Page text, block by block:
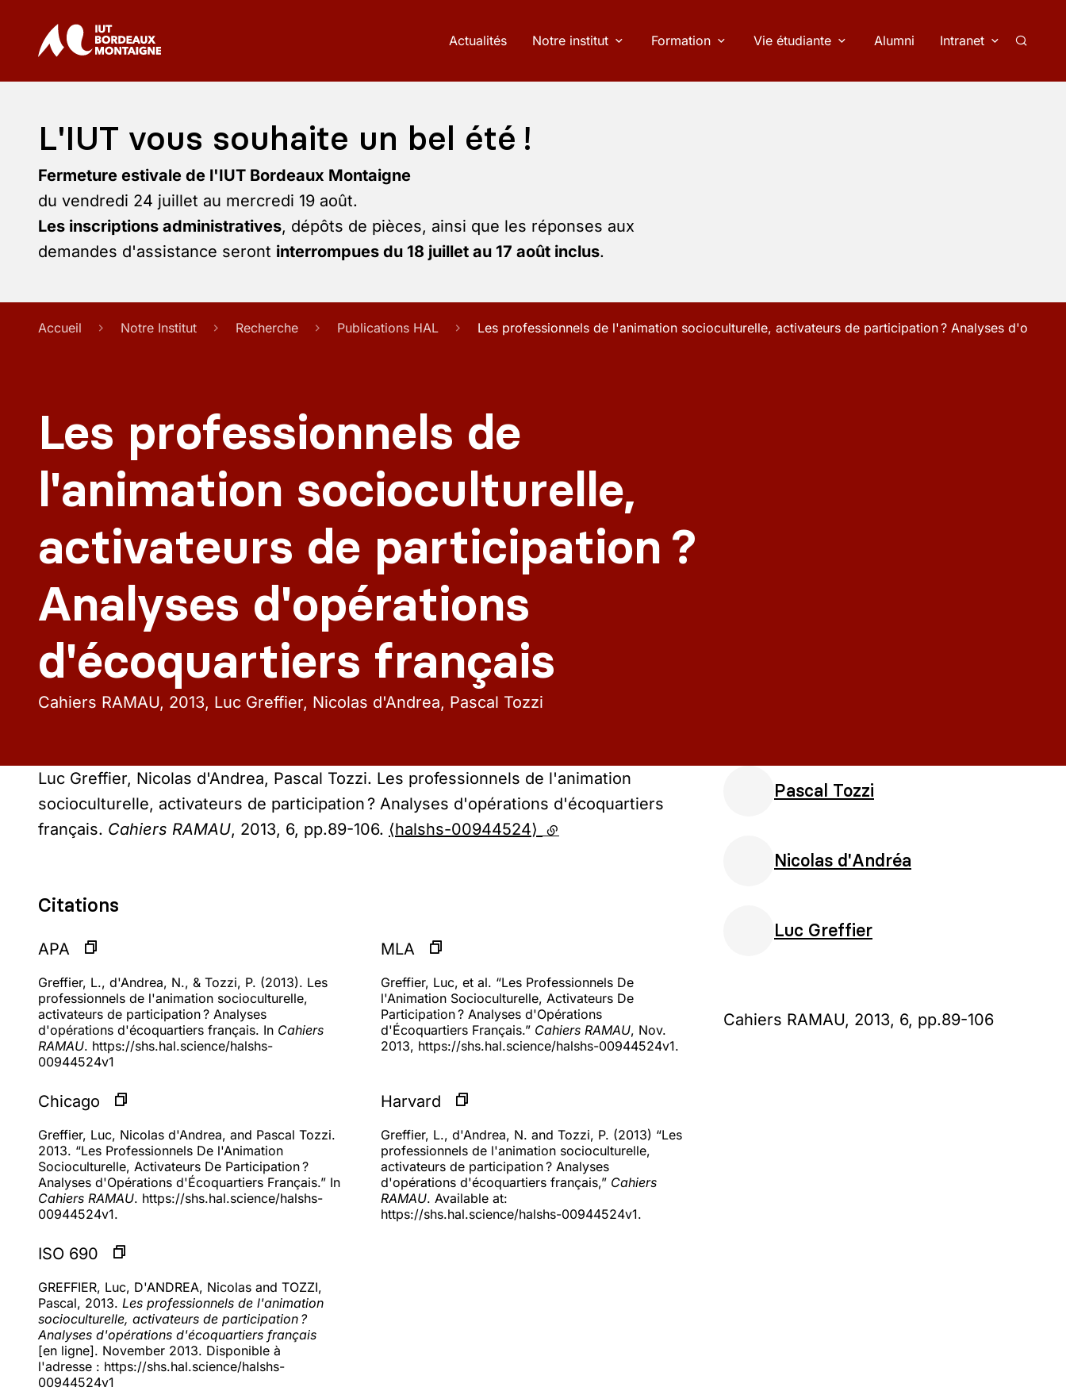
Actualités Notre institut Formation Vie étudiante Alumni Intranet
L'IUT vous souhaite un bel été !
Fermeture estivale de l'IUT Bordeaux Montaigne
du vendredi 24 juillet au mercredi 19 août.
Les inscriptions administratives, dépôts de pièces, ainsi que les réponses aux
demandes d'assistance seront interrompues du 18 juillet au 17 août inclus.
Accueil Notre Institut Recherche Publications HAL Les professionnels de l'animation socioculturelle, activateurs de participation ? Analyses
Les professionnels de
l'animation socioculturelle,
activateurs de participation ?
Analyses d'opérations
d'écoquartiers français
Cahiers RAMAU 2013 Luc Greffier, Nicolas d'Andrea, Pascal Tozzi
Pascal Tozzi
Nicolas d'Andréa
Luc Greffier
Cahiers RAMAU, 2013, 6, pp.89-106
Luc Greffier, Nicolas d'Andrea, Pascal Tozzi. Les professionnels de l'animation
socioculturelle, activateurs de participation ? Analyses d'opérations d'écoquartiers
français. Cahiers RAMAU, 2013, 6, pp.89-106. ⟨halshs-00944524⟩ (lien externe)
Citations
APA
Greffier, L., d'Andrea, N., & Tozzi, P. (2013). Les
professionnels de l'animation socioculturelle,
activateurs de participation ? Analyses
d'opérations d'écoquartiers français. In Cahiers
RAMAU. https://shs.hal.science/halshs-
00944524v1
MLA
Greffier, Luc, et al. “Les Professionnels De
l'Animation Socioculturelle, Activateurs De
Participation ? Analyses d'Opérations
d'Écoquartiers Français.” Cahiers RAMAU, Nov.
2013, https://shs.hal.science/halshs-00944524v1.
Chicago
Greffier, Luc, Nicolas d'Andrea, and Pascal Tozzi.
2013. “Les Professionnels De l'Animation
Socioculturelle, Activateurs De Participation ?
Analyses d'Opérations d'Écoquartiers Français.” In
Cahiers RAMAU. https://shs.hal.science/halshs-
00944524v1.
Harvard
Greffier, L., d'Andrea, N. and Tozzi, P. (2013) “Les
professionnels de l'animation socioculturelle,
activateurs de participation ? Analyses
d'opérations d'écoquartiers français,” Cahiers
RAMAU. Available at:
https://shs.hal.science/halshs-00944524v1.
ISO 690
GREFFIER, Luc, D'ANDREA, Nicolas and TOZZI,
Pascal, 2013. Les professionnels de l'animation
socioculturelle, activateurs de participation ?
Analyses d'opérations d'écoquartiers français
[en ligne]. November 2013. Disponible à
l'adresse : https://shs.hal.science/halshs-
00944524v1